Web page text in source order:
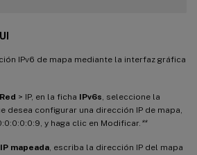
IPv6 de mapa mediante la interfaz gráfica
Red > IP, en la ficha IPv6s, seleccione la
desea configurar una dirección IP de mapa,
y haga clic en Modificar. **
IP mapeada, escriba la dirección IP del mapa